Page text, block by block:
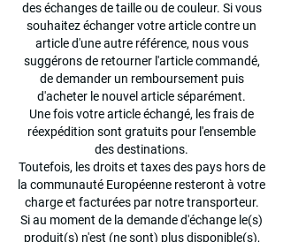
des échanges de taille ou de couleur. Si vous
souhaitez échanger votre article contre un
article d'une autre référence, nous vous
suggérons de retourner l'article commandé,
de demander un remboursement puis
d'acheter le nouvel article séparément.
Une fois votre article échangé, les frais de
réexpédition sont gratuits pour l'ensemble
des destinations.
Toutefois, les droits et taxes des pays hors de
la communauté Européenne resteront à votre
charge et facturées par notre transporteur.
Si au moment de la demande d'échange le(s)
produit(s) n'est (ne sont) plus disponible(s),